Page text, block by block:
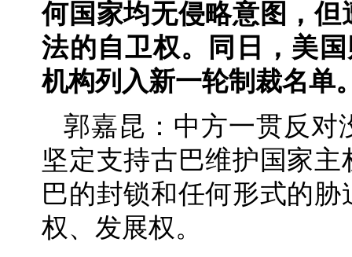
何国家均无侵略意图，
法的自卫权。同日，美
机构列入新一轮制裁名单
郭嘉昆：中方一贯反对
坚定支持古巴维护国家
巴的封锁和任何形式的
权、发展权。